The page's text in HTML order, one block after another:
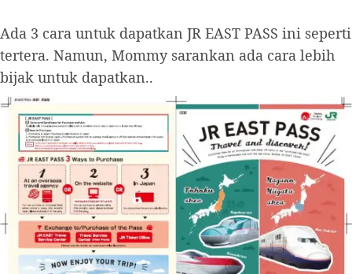
Ada 3 cara untuk dapatkan JR EAST PASS ini seperti
tertera. Namun, Mommy sarankan ada cara lebih
bijak untuk dapatkan..